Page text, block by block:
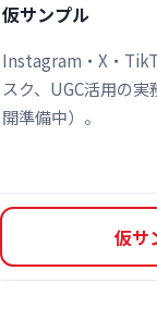
仮サンプル
Instagram・X・
スク、UGC活用の
開準備中）。
仮サ